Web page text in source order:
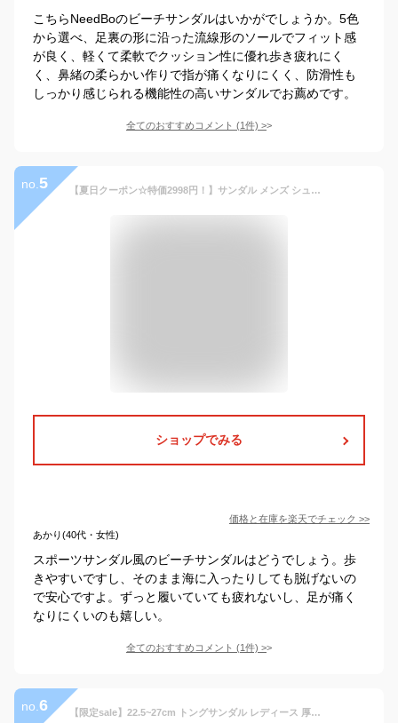
こちらNeedBoのビーチサンダルはいかがでしょうか。5色
から選べ、足裏の形に沿った流線形のソールでフィット感
が良く、軽くて柔軟でクッション性に優れ歩き疲れにく
く、鼻緒の柔らかい作りで指が痛くなりにくく、防滑性も
しっかり感じられる機能性の高いサンダルでお薦めです。
全てのおすすめコメント (1件) >
no. 5 【夏日クーポン☆特価2998円！】サンダル メンズ シューズ 歩きやすい 軽量 男性 ブラック 履きやすい 痛くない 大きいサイズ 通気性 幅広 スリッパ 大人 春夏 人気 スリッポン 蒸れない 柔らかい プール ビーチサンダル ルームシューズ 滑りにくい
ショップでみる
価格と在庫を楽天でチェック >>
あかり(40代・女性)
スポーツサンダル風のビーチサンダルはどうでしょう。歩
きやすいですし、そのまま海に入ったりしても脱げないの
で安心ですよ。ずっと履いていても疲れないし、足が痛く
なりにくいのも嬉しい。
全てのおすすめコメント (1件) >
no. 6 【限定sale】22.5~27cm トングサンダル レディース 厚底 ビーチサンダル メンズ eva ビーサン ブラック リカバリーサンダル スポーツ おしゃれ 子供 美脚 韓国 外反母趾 夏 海 軽量 厚底サンダル 歩きやすい 疲れない シューズ 滑り止め TK-S